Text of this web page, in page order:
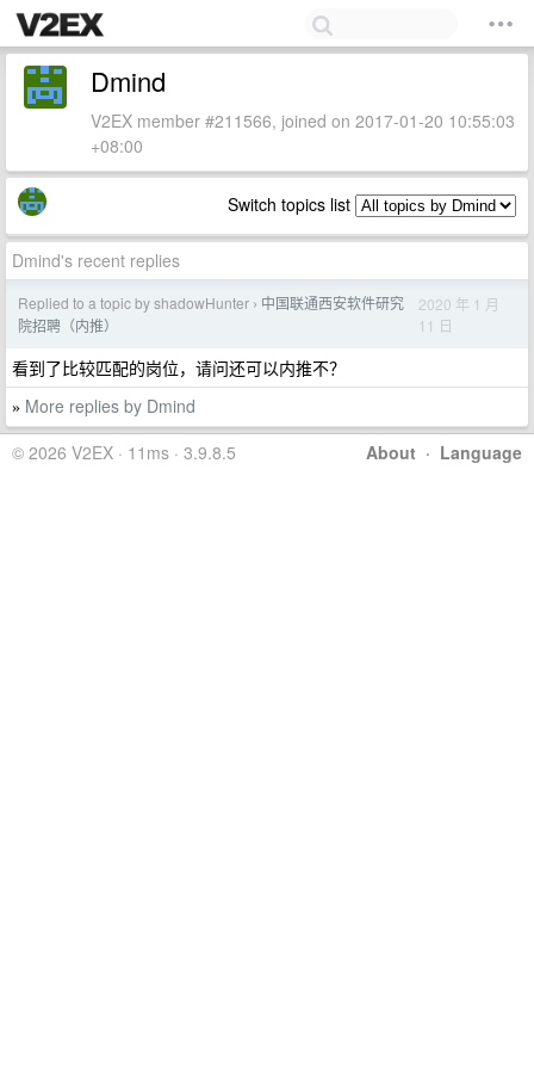
Dmind
V2EX member #211566, joined on 2017-01-20 10:55:03
+08:00
Switch topics list
Dmind's recent replies
Replied to a topic by shadowHunter › 中国联通西安软件研究
院招聘（内推）
2020 年 1 月
11 日
看到了比较匹配的岗位，请问还可以内推不？
» More replies by Dmind
About · Language
© 2026 V2EX · 11ms · 3.9.8.5